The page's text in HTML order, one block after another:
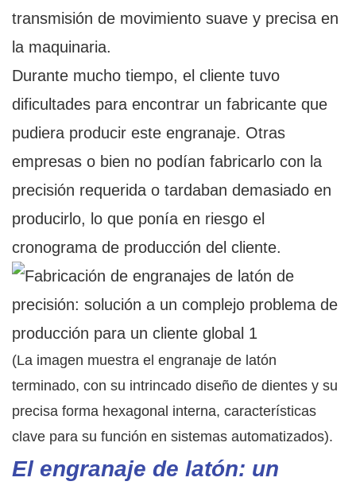
transmisión de movimiento suave y precisa en
la maquinaria.
Durante mucho tiempo, el cliente tuvo
dificultades para encontrar un fabricante que
pudiera producir este engranaje. Otras
empresas o bien no podían fabricarlo con la
precisión requerida o tardaban demasiado en
producirlo, lo que ponía en riesgo el
cronograma de producción del cliente.
(La imagen muestra el engranaje de latón
terminado, con su intrincado diseño de dientes y su
precisa forma hexagonal interna, características
clave para su función en sistemas automatizados).
El engranaje de latón: un